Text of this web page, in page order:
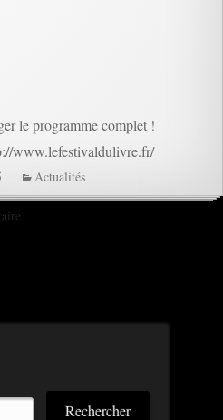
le programme complet !
www.lefestivaldulivre.fr/
Actualités